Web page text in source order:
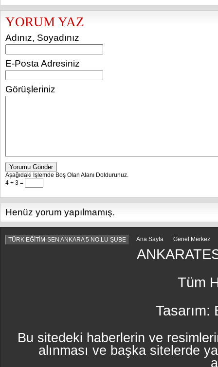
YORUM YAZ
Adınız, Soyadınız
E-Posta Adresiniz
Görüşleriniz
Yorumu Gönder
Aşağıdaki İşlemde Boş Olan Alanı Doldurunuz.
4 + 3 =
Henüz yorum yapılmamış.
TÜRK EĞİTİM-SEN ANKARA 5 NO.LU ŞUBE Ana Sayfa Genel Merkez
Tüm
Tasarım:
Bu sitedeki haberlerin ve
alınması ve başka sitelerde